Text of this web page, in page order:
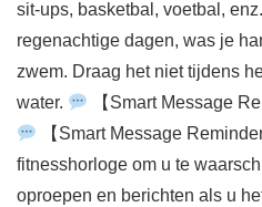
sit-ups, basketbal, voetbal,
regenachtige dagen, was je
zwem. Draag het niet tijdens
water.
【Smart Message
【Smart Message
fitnesshorloge om u te
oproepen en berichten als u